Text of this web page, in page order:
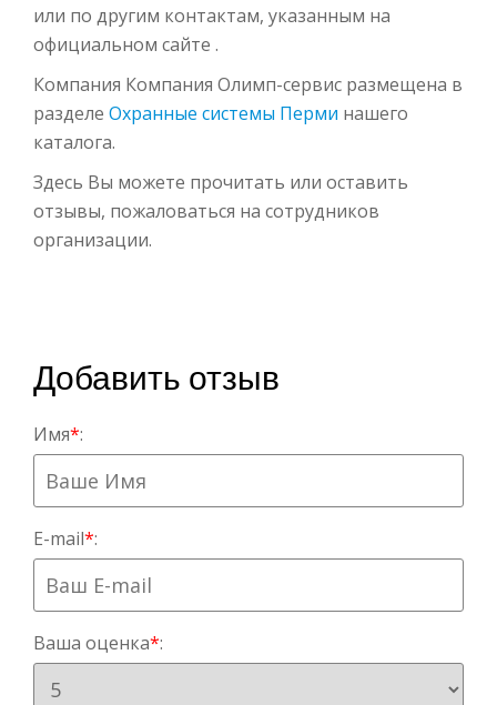
или по другим контактам, указанным на
официальном сайте .
Компания Компания Олимп-сервис размещена в
разделе Охранные системы Перми нашего
каталога.
Здесь Вы можете прочитать или оставить
отзывы, пожаловаться на сотрудников
организации.
Добавить отзыв
Имя*:
E-mail*:
Ваша оценка*: